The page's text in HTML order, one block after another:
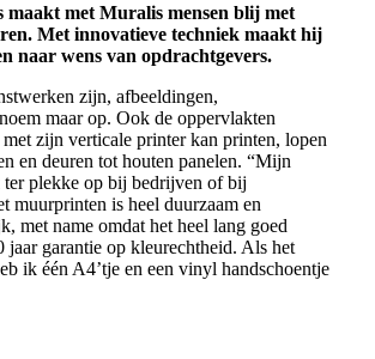
maakt met Muralis mensen blij met
Met innovatieve techniek maakt hij
naar wens van opdrachtgevers.
zijn, afbeeldingen,
maar op. Ook de oppervlakten
zijn verticale printer kan printen, lopen
en deuren tot houten panelen. “Mijn
plekke op bij bedrijven of bij
muurprinten is heel duurzaam en
met name omdat het heel lang goed
garantie op kleurechtheid. Als het
ik één A4’tje en een vinyl handschoentje